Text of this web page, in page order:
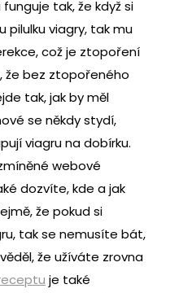
tak, že když si
pilulku viagry, tak mu
což je ztopoření
že bez ztopořeného
tak, jak by měl
se někdy stydí,
viagru na dobírku.
webové
dozvíte, kde a jak
že pokud si
tak se nemusíte bát,
že užíváte zrovna
je také